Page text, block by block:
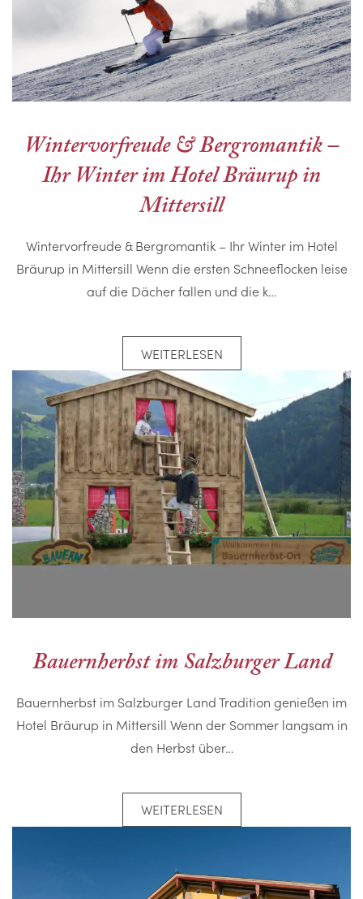
Wintervorfreude & Bergromantik –
Ihr Winter im Hotel Bräurup in
Mittersill
Wintervorfreude & Bergromantik – Ihr Winter im Hotel
Bräurup in Mittersill Wenn die ersten Schneeflocken leise
auf die Dächer fallen und die k…
WEITERLESEN
Bauernherbst im Salzburger Land
Bauernherbst im Salzburger Land Tradition genießen im
Hotel Bräurup in Mittersill Wenn der Sommer langsam in
den Herbst über…
WEITERLESEN